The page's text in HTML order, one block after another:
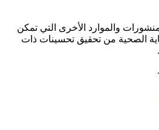
والموارد الأخرى التي تمكن
الصحية من تحقيق تحسينات ذات